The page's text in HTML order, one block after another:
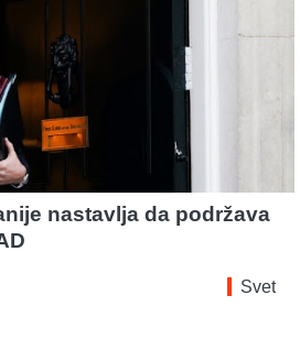
nastavlja da podržava
Svet